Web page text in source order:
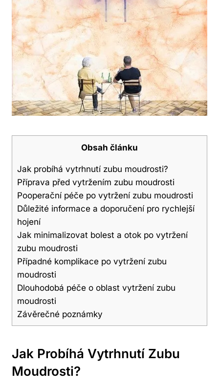
Obsah článku
Jak probíhá vytrhnutí zubu moudrosti?
Příprava před vytržením zubu moudrosti
Pooperační péče po vytržení zubu moudrosti
Důležité informace a doporučení pro rychlejší
hojení
Jak minimalizovat bolest a otok po vytržení
zubu moudrosti
Případné komplikace po vytržení zubu
moudrosti
Dlouhodobá péče o oblast vytržení zubu
moudrosti
Závěrečné poznámky
Jak Probíhá Vytrhnutí Zubu
Moudrosti?